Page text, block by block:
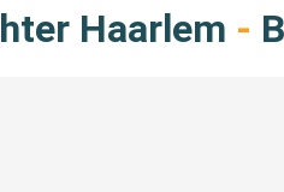
Haarlem -